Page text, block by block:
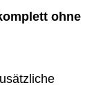
ohne